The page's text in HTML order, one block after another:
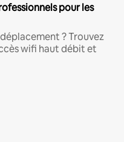
pour les
? Trouvez
wifi haut débit et